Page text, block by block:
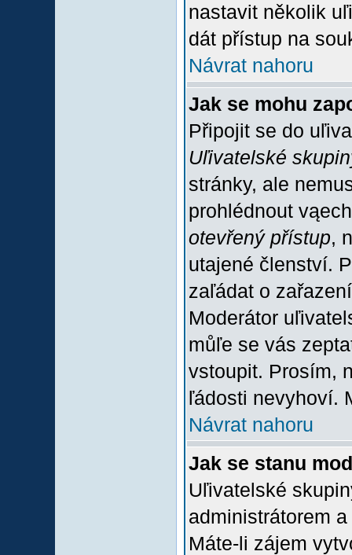
nastavit několik
dát přístup na
Návrat nahoru
Jak se mohu
Připojit se do
Uľivatelské
stránky, ale
prohlédnout
otevřený přístup,
utajené členství.
zaľádat o
Moderátor
můľe se vás
vstoupit. Prosím,
ľádosti nevyhoví.
Návrat nahoru
Jak se stanu
Uľivatelské
administrátorem
Máte-li zájem